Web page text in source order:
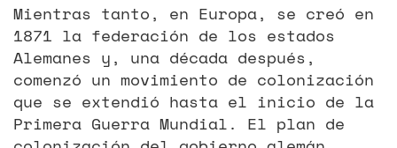
Mientras tanto, en Europa, se creó en
1871 la federación de los estados
Alemanes y, una década después,
comenzó un movimiento de colonización
que se extendió hasta el inicio de la
Primera Guerra Mundial. El plan de